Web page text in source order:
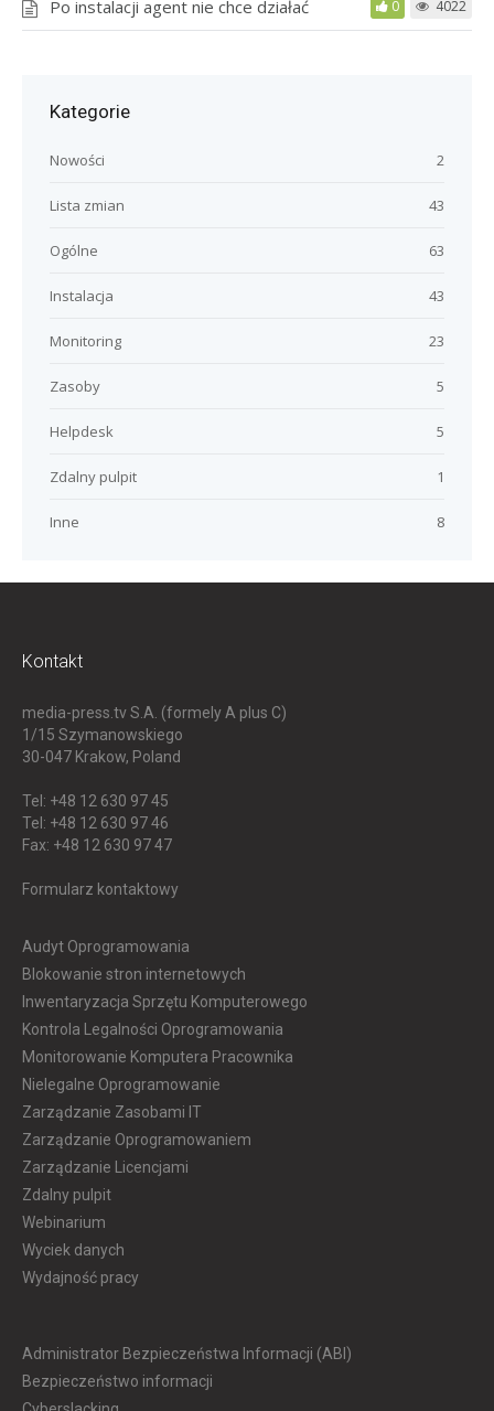
Po instalacji agent nie chce działać 0 4022
Kategorie
2
Nowości
43
Lista zmian
63
Ogólne
43
Instalacja
23
Monitoring
5
Zasoby
5
Helpdesk
1
Zdalny pulpit
8
Inne
Kontakt
media-press.tv S.A. (formely A plus C)
1/15 Szymanowskiego
30-047 Krakow, Poland
Tel: +48 12 630 97 45
Tel: +48 12 630 97 46
Fax: +48 12 630 97 47
Formularz kontaktowy
Audyt Oprogramowania
Blokowanie stron internetowych
Inwentaryzacja Sprzętu Komputerowego
Kontrola Legalności Oprogramowania
Monitorowanie Komputera Pracownika
Nielegalne Oprogramowanie
Zarządzanie Zasobami IT
Zarządzanie Oprogramowaniem
Zarządzanie Licencjami
Zdalny pulpit
Webinarium
Wyciek danych
Wydajność pracy
Administrator Bezpieczeństwa Informacji (ABI)
Bezpieczeństwo informacji